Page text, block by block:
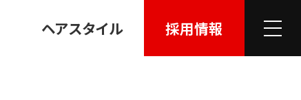
ヘアスタイル 採用情報